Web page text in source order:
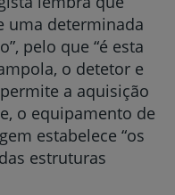
uma determinada
pelo que “é esta
o detetor e
a aquisição
o equipamento de
estabelece “os
estruturas